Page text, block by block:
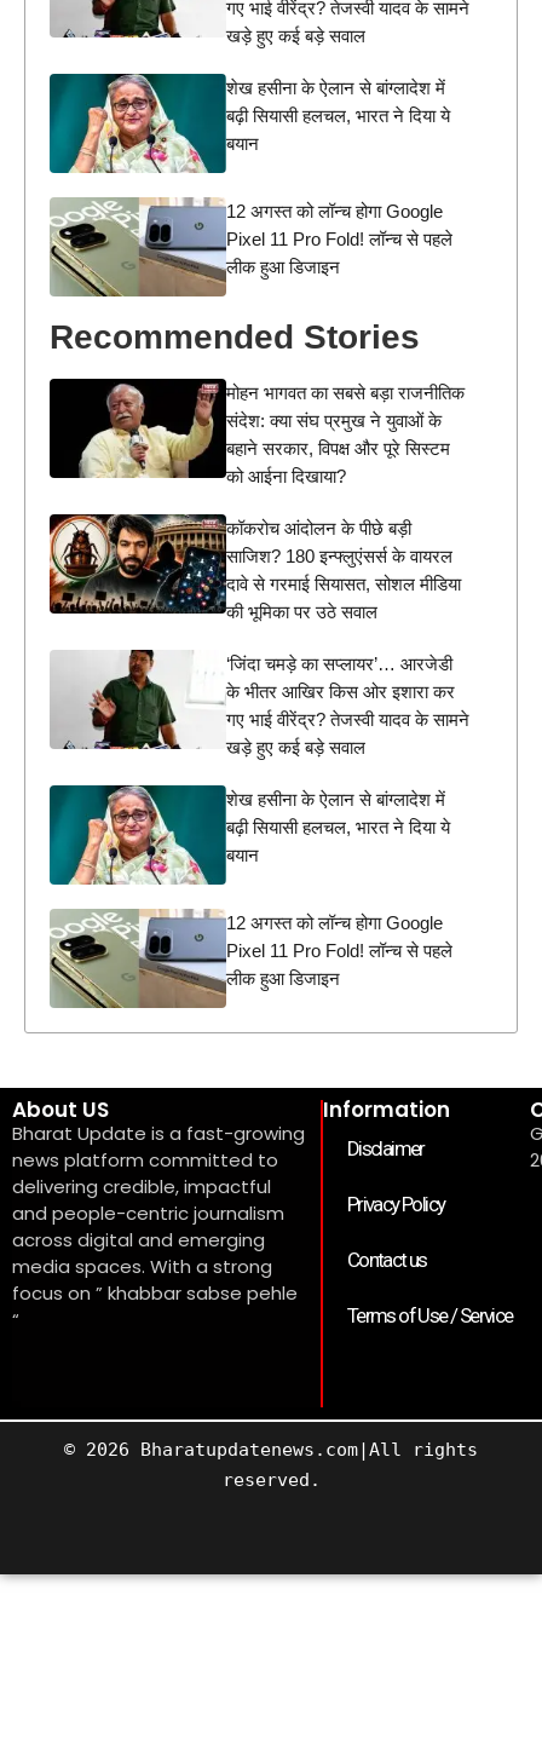
गए भाई वीरेंद्र? तेजस्वी यादव के सामने
खड़े हुए कई बड़े सवाल
शेख हसीना के ऐलान से बांग्लादेश में
बढ़ी सियासी हलचल, भारत ने दिया ये
बयान
12 अगस्त को लॉन्च होगा Google
Pixel 11 Pro Fold! लॉन्च से पहले
लीक हुआ डिजाइन
Recommended Stories
मोहन भागवत का सबसे बड़ा राजनीतिक
संदेश: क्या संघ प्रमुख ने युवाओं के
बहाने सरकार, विपक्ष और पूरे सिस्टम
को आईना दिखाया?
कॉकरोच आंदोलन के पीछे बड़ी
साजिश? 180 इन्फ्लुएंसर्स के वायरल
दावे से गरमाई सियासत, सोशल मीडिया
की भूमिका पर उठे सवाल
‘जिंदा चमड़े का सप्लायर’… आरजेडी
के भीतर आखिर किस ओर इशारा कर
गए भाई वीरेंद्र? तेजस्वी यादव के सामने
खड़े हुए कई बड़े सवाल
शेख हसीना के ऐलान से बांग्लादेश में
बढ़ी सियासी हलचल, भारत ने दिया ये
बयान
12 अगस्त को लॉन्च होगा Google
Pixel 11 Pro Fold! लॉन्च से पहले
लीक हुआ डिजाइन
About US
Bharat Update is a fast-growing
news platform committed to
delivering credible, impactful
and people-centric journalism
across digital and emerging
media spaces. With a strong
focus on ” khabbar sabse pehle
“
Information
Disclaimer
Privacy Policy
Contact us
Terms of Use / Service
© 2026 Bharatupdatenews.com|All rights
reserved.